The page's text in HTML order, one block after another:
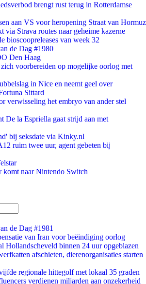
brengt rust terug in Rotterdamse
aan VS voor heropening Straat van Hormuz
via Strava routes naar geheime kazerne
bioscoopreleases van week 32
de Dag #1980
Den Haag
voorbereiden op mogelijke oorlog met
in Nice en neemt geel over
Sittard
verwisseling het embryo van ander stel
De la Espriella gaat strijd aan met
bij seksdate via Kinky.nl
ruim twee uur, agent gebeten bij
komt naar Nintendo Switch
de Dag #1981
van Iran voor beëindiging oorlog
Hollandscheveld binnen 24 uur opgeblazen
afschieten, dierenorganisaties starten
regionale hittegolf met lokaal 35 graden
verdienen miljarden aan onzekerheid